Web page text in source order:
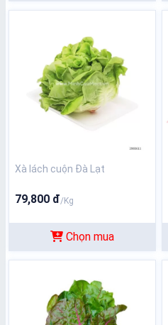
Xà lách cuộn Đà Lạt
79,800 đ/Kg
Chọn mua